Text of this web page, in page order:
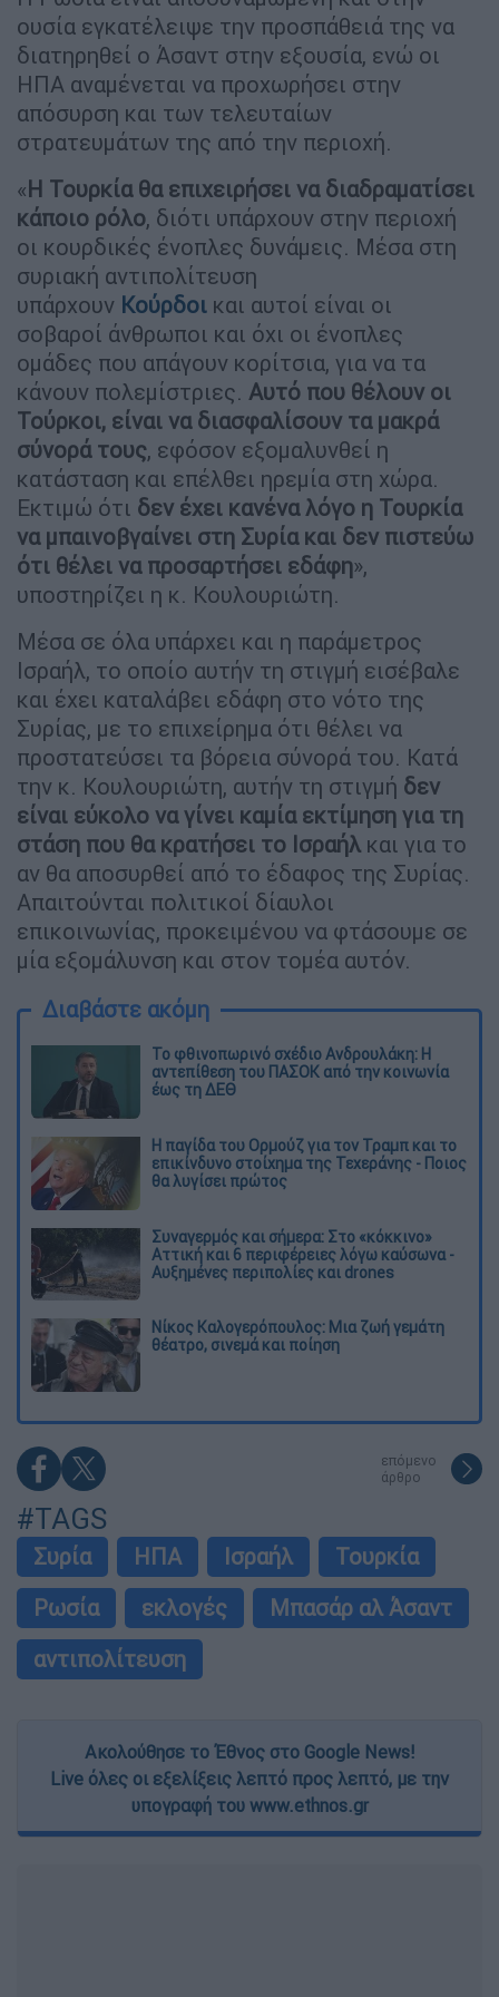
ουσία εγκατέλειψε την προσπάθειά της να
διατηρηθεί ο Άσαντ στην εξουσία, ενώ οι
ΗΠΑ αναμένεται να προχωρήσει στην
απόσυρση και των τελευταίων
στρατευμάτων της από την περιοχή.
«Η Τουρκία θα επιχειρήσει να διαδραματίσει
κάποιο ρόλο, διότι υπάρχουν στην περιοχή
οι κουρδικές ένοπλες δυνάμεις. Μέσα στη
συριακή αντιπολίτευση
υπάρχουν Κούρδοι και αυτοί είναι οι
σοβαροί άνθρωποι και όχι οι ένοπλες
ομάδες που απάγουν κορίτσια, για να τα
κάνουν πολεμίστριες. Αυτό που θέλουν οι
Τούρκοι, είναι να διασφαλίσουν τα μακρά
σύνορά τους, εφόσον εξομαλυνθεί η
κατάσταση και επέλθει ηρεμία στη χώρα.
Εκτιμώ ότι δεν έχει κανένα λόγο η Τουρκία
να μπαινοβγαίνει στη Συρία και δεν πιστεύω
ότι θέλει να προσαρτήσει εδάφη»,
υποστηρίζει η κ. Κουλουριώτη.
Μέσα σε όλα υπάρχει και η παράμετρος
Ισραήλ, το οποίο αυτήν τη στιγμή εισέβαλε
και έχει καταλάβει εδάφη στο νότο της
Συρίας, με το επιχείρημα ότι θέλει να
προστατεύσει τα βόρεια σύνορά του. Κατά
την κ. Κουλουριώτη, αυτήν τη στιγμή δεν
είναι εύκολο να γίνει καμία εκτίμηση για τη
στάση που θα κρατήσει το Ισραήλ και για το
αν θα αποσυρθεί από το έδαφος της Συρίας.
Απαιτούνται πολιτικοί δίαυλοι
επικοινωνίας, προκειμένου να φτάσουμε σε
μία εξομάλυνση και στον τομέα αυτόν.
Διαβάστε ακόμη
Το φθινοπωρινό σχέδιο Ανδρουλάκη: Η
αντεπίθεση του ΠΑΣΟΚ από την κοινωνία
έως τη ΔΕΘ
Η παγίδα του Ορμούζ για τον Τραμπ και το
επικίνδυνο στοίχημα της Τεχεράνης - Ποιος
θα λυγίσει πρώτος
Συναγερμός και σήμερα: Στο «κόκκινο»
Αττική και 6 περιφέρειες λόγω καύσωνα -
Αυξημένες περιπολίες και drones
Νίκος Καλογερόπουλος: Μια ζωή γεμάτη
θέατρο, σινεμά και ποίηση
επόμενο
άρθρο
#TAGS
Συρία ΗΠΑ Ισραήλ
Τουρκία
Ρωσία
εκλογές
Μπασάρ αλ Άσαντ
αντιπολίτευση
Ακολούθησε το Έθνος στο Google News!
Live όλες οι εξελίξεις λεπτό προς λεπτό, με την
υπογραφή του www.ethnos.gr